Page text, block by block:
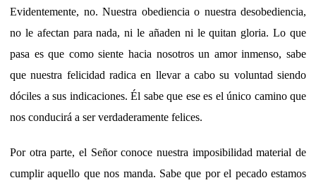
Evidentemente, no. Nuestra obediencia o nuestra desobediencia,
no le afectan para nada, ni le añaden ni le quitan gloria. Lo que
pasa es que como siente hacia nosotros un amor inmenso, sabe
que nuestra felicidad radica en llevar a cabo su voluntad siendo
dóciles a sus indicaciones. Él sabe que ese es el único camino que
nos conducirá a ser verdaderamente felices.
Por otra parte, el Señor conoce nuestra imposibilidad material de
cumplir aquello que nos manda. Sabe que por el pecado estamos